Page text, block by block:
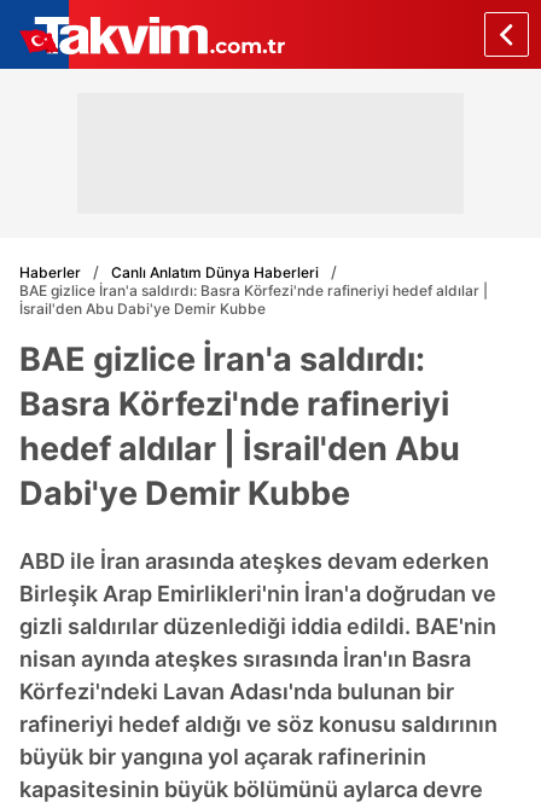
Haberler
Canlı Anlatım Dünya Haberleri
BAE gizlice İran'a saldırdı: Basra Körfezi'nde rafineriyi hedef aldılar |
İsrail'den Abu Dabi'ye Demir Kubbe
BAE gizlice İran'a saldırdı:
Basra Körfezi'nde rafineriyi
hedef aldılar | İsrail'den Abu
Dabi'ye Demir Kubbe
ABD ile İran arasında ateşkes devam ederken
Birleşik Arap Emirlikleri'nin İran'a doğrudan ve
gizli saldırılar düzenlediği iddia edildi. BAE'nin
nisan ayında ateşkes sırasında İran'ın Basra
Körfezi'ndeki Lavan Adası'nda bulunan bir
rafineriyi hedef aldığı ve söz konusu saldırının
büyük bir yangına yol açarak rafinerinin
kapasitesinin büyük bölümünü aylarca devre